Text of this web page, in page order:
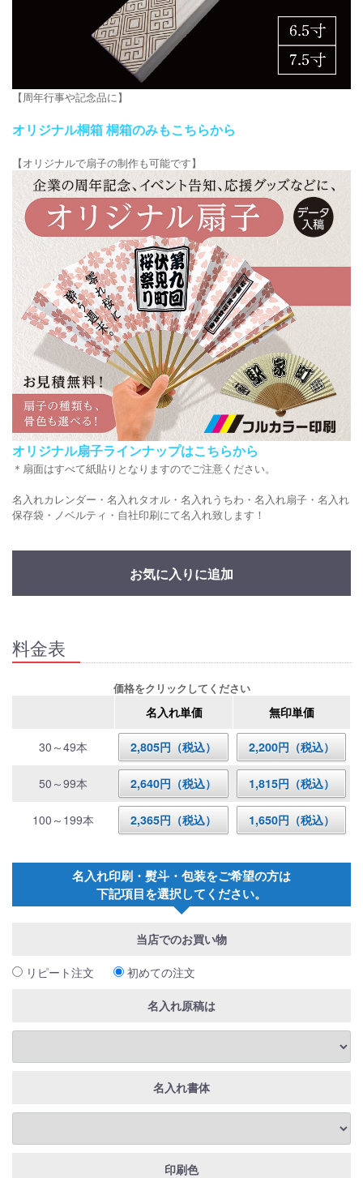
【周年行事や記念品に】
オリジナル桐箱 桐箱のみもこちらから
【オリジナルで扇子の制作も可能です】
オリジナル扇子ラインナップはこちらから
＊扇面はすべて紙貼りとなりますのでご注意ください。
名入れカレンダー・名入れタオル・名入れうちわ・名入れ扇子・名入れ
保存袋・ノベルティ・自社印刷にて名入れ致します！
お気に入りに追加
料金表
価格をクリックしてください
名入れ単価 無印単価
30～49本 2,805円（税込） 2,200円（税込）
50～99本 2,640円（税込） 1,815円（税込）
100～199本 2,365円（税込） 1,650円（税込）
名入れ印刷・熨斗・包装をご希望の方は
下記項目を選択してください。
当店でのお買い物
リピート注文 初めての注文
名入れ原稿は
名入れ書体
印刷色